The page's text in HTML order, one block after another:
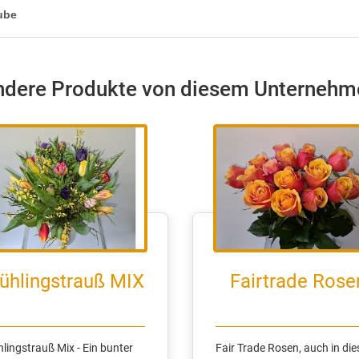
Produkte von diesem
MIX
o:p></span></p> <p class="MsoNormal" style="margin-bottom: 0cm; line-height: normal; background-image: initial; background-position: initial; background-size: initial; background-repeat: initial; background-attachment: initial; background-origin: initial; background-clip: initial;"><span style="font-size:10.5pt;font-family:&quot;Helvetica&quot;,sans-serif;mso-fareast-font-family: &quot;Times New Roman&quot;;color:#555555;mso-fareast-language:DE-AT">Schenke sie ein wenig bunte Freude her. Dieser Blumenstrauß hellt einfach jeden Wohnraum auf.</span><span style="font-size: 10.5pt; font-family: Helvetica, sans-serif;"><o:p></o:p></span></p> <p class="MsoNormal" style="margin-bottom: 0cm; line-height: normal; background-image: initial; background-position: initial; background-size: initial; background-repeat: initial; background-attachment: initial; background-origin: initial; background-clip: initial;"><span style="font-size:10.5pt;font-family:&quot;Helvetica&quot;,sans-serif;mso-fareast-font-family: &quot;Times New Roman&quot;;color:#555555;mso-fareast-language:DE-AT">&nbsp;</span><span style="font-size: 10.5pt; font-family: Helvetica, sans-serif;"><o:p></o:p></span></p> <p class="MsoNormal" style="margin-bottom: 0cm; line-height: normal; background-image: initial; background-position: initial; background-size: initial; background-repeat: initial; background-attachment: initial; background-origin: initial; background-clip: initial;"><span style="font-size:10.5pt;font-family:&quot;Helvetica&quot;,sans-serif;mso-fareast-font-family: &quot;Times New Roman&quot;;color:#555555;mso-fareast-language:DE-AT">&nbsp;</span><span style="font-size: 10.5pt; font-family: Helvetica, sans-serif;"><o:p></o:p></span></p> <p class="MsoNormal" style="margin-bottom: 0cm; line-height: normal; background-image: initial; background-position: initial; background-size: initial; background-repeat: initial; background-attachment: initial; background-origin: initial; background-clip: initial;"><b><span style="font-size:10.5pt;font-family:&quot;Helvetica&quot;,sans-serif;mso-fareast-font-family: &quot;Times New Roman&quot;;color:#555555;mso-fareast-language:DE-AT">Ideal als Geschenk für folgende Anlässe:</span></b><span style="font-size: 10.5pt; font-family: Helvetica, sans-serif;"><o:p></o:p></span></p> <ul type="disc"> <li class="MsoNormal" style="line-height: normal; background-image: initial; background-position: initial; background-size: initial; background-repeat: initial; background-attachment: initial; background-origin: initial; background-clip: initial;"><u><span style="font-size:10.5pt;font-family:&quot;Helvetica&quot;,sans-serif; mso-fareast-font-family:&quot;Times New Roman&quot;;mso-fareast-language:DE-AT">Valentinstag</span></u><span style="font-size:10.5pt;font-family:&quot;Helvetica&quot;,sans-serif;mso-fareast-font-family: &quot;Times New Roman&quot;;mso-fareast-language:DE-AT"><o:p></o:p></span></li> <li class="MsoNormal" style="line-height: normal; background-image: initial; background-position: initial; background-size: initial; background-repeat: initial; background-attachment: initial; background-origin: initial; background-clip: initial;"><u><span style="font-size:10.5pt;font-family:&quot;Helvetica&quot;,sans-serif; mso-fareast-font-family:&quot;Times New Roman&quot;;mso-fareast-language:DE-AT">Muttertag</span></u><span style="font-size:10.5pt;font-family:&quot;Helvetica&quot;,sans-serif;mso-fareast-font-family: &quot;Times New Roman&quot;;mso-fareast-language:DE-AT"><o:p></o:p></span></li> <li class="MsoNormal" style="line-height: normal; background-image: initial; background-position: initial; background-size: initial; background-repeat: initial; background-attachment: initial; background-origin: initial; background-clip: initial;"><u><span style="font-size:10.5pt;font-family:&quot;Helvetica&quot;,sans-serif; mso-fareast-font-family:&quot;Times New Roman&quot;;mso-fareast-language:DE-AT">Geburtstag</span></u><span style="font-size:10.5pt;font-family:&quot;Helvetica&quot;,sans-serif;mso-fareast-font-family: &quot;Times New Roman&quot;;mso-fareast-language:DE-AT"><o:p></o:p></span></li> <li class="MsoNormal" style="line-height: normal; background-image: initial; background-position: initial; background-size: initial; background-repeat: initial; background-attachment: initial; background-origin: initial; background-clip: initial;"><u><span style="font-size:10.5pt;font-family:&quot;Helvetica&quot;,sans-serif; mso-fareast-font-family:&quot;Times New Roman&quot;;mso-fareast-language:DE-AT">Einladungen</span></u><span style="font-size:10.5pt;font-family:&quot;Helvetica&quot;,sans-serif;mso-fareast-font-family: &quot;Times New Roman&quot;;mso-fareast-language:DE-AT"><o:p></o:p></span></li> </ul> <p class="MsoNormal" style="margin-bottom: 0cm; line-height: normal; background-image: initial; background-position: initial; background-size: initial; background-repeat: initial; background-attachment: initial; background-origin: initial; background-clip: initial;"><span style="font-size:10.5pt;font-family:&quot;Helvetica&quot;,sans-serif;mso-fareast-font-family: &quot;Times New Roman&quot;;color:#555555;mso-fareast-language:DE-AT">&nbsp;</span><span style="font-size: 10.5pt; font-family: Helvetica, sans-serif;"><o:p></o:p></span></p> <p class="MsoNormal" style="margin-bottom: 0cm; line-height: normal; background-image: initial; background-position: initial; background-size: initial; background-repeat: initial; background-attachment: initial; background-origin: initial; background-clip: initial;"><b><span style="font-size:10.5pt;font-family:&quot;Helvetica&quot;,sans-serif;mso-fareast-font-family: &quot;Times New Roman&quot;;color:#555555;mso-fareast-language:DE-AT">Varianten und Größen:</span></b><span style="font-size: 10.5pt; font-family: Helvetica, sans-serif;"><o:p></o:p></span></p> <ul type="disc"> <li class="MsoNormal" style="line-height: normal; background-image: initial; background-position: initial; background-size: initial; background-repeat: initial; background-attachment: initial; background-origin: initial; background-clip: initial;"><b><span style="font-size:10.5pt;font-family:&quot;Helvetica&quot;,sans-serif; mso-fareast-font-family:&quot;Times New Roman&quot;;mso-fareast-language:DE-AT">Standard - ca. 15 Blumen</span></b><span style="font-size:10.5pt;font-family:&quot;Helvetica&quot;,sans-serif; mso-fareast-font-family:&quot;Times New Roman&quot;;mso-fareast-language:DE-AT"><o:p></o:p></span></li> <li class="MsoNormal" style="line-height: normal; background-image: initial; background-position: initial; background-size: initial; background-repeat: initial; background-attachment: initial; background-origin: initial; background-clip: initial;"><b><span style="font-size:10.5pt;font-family:&quot;Helvetica&quot;,sans-serif; mso-fareast-font-family:&quot;Times New Roman&quot;;mso-fareast-language:DE-AT">Mittel&nbsp; &nbsp; &nbsp; - ca. 18 Blumen</span></b><span style="font-size:10.5pt; font-family:&quot;Helvetica&quot;,sans-serif;mso-fareast-font-family:&quot;Times New Roman&quot;; mso-fareast-language:DE-AT"><o:p></o:p></span></li><li class="MsoNormal" style="line-height: normal; background-image: initial; background-position: initial; background-size: initial; background-repeat: initial; background-attachment: initial; background-origin: initial; background-clip: initial;"><b><span style="font-size:10.5pt;font-family:&quot;Helvetica&quot;,sans-serif; mso-fareast-font-family:&quot;Times New Roman&quot;;mso-fareast-language:DE-AT">Mittelgroß - ca. 23 Blumen</span></b></li> <li class="MsoNormal" style="line-height: normal; background-image: initial; background-position: initial; background-size: initial; background-repeat: initial; background-attachment: initial; background-origin: initial; background-clip: initial;"><b><span style="font-size:10.5pt;font-family:&quot;Helvetica&quot;,sans-serif; mso-fareast-font-family:&quot;Times New Roman&quot;;mso-fareast-language:DE-AT">Groß&nbsp; &nbsp; &nbsp; - ca. 26 Blumen</span></b><span style="font-size:10.5pt; font-family:&quot;Helvetica&quot;,sans-serif;mso-fareast-font-family:&quot;Times New Roman&quot;; mso-fareast-language:DE-AT"><o:p></o:p></span></li> <li class="MsoNormal" style="line-height: normal; background-image: initial; background-position: initial; background-size: initial; background-repeat: initial; background-attachment: initial; background-origin: initial; background-clip: initial;"><b><span style
Fairtrade
Fair Trade Rosen, auch in diesen Zeiten achten wir besonders auf gute Qualität und fair gehandelte Waren. Unsere Rosen sind frisch und halten sehr gut Fair Trade Rosen, auch in diesen Zeiten achten wir besonders auf gute Qualität und fair gehandelte Waren. Unsere Rosen sind frisch und halten sehr gut.<div><br></div><div><p class="MsoNormal" style="margin-bottom: 0cm; line-height: normal; background-image: initial; background-position: initial; background-size: initial; background-repeat: initial; background-attachment: initial; background-origin: initial; background-clip: initial;"><b><span style="font-size:10.5pt;font-family:&quot;Helvetica&quot;,sans-serif;mso-fareast-font-family: &quot;Times New Roman&quot;;color:#555555;mso-fareast-language:DE-AT">Ideal als Geschenk für folgende Anlässe:</span></b><span style="font-size:10.5pt;font-family:&quot;Helvetica&quot;,sans-serif; mso-fareast-font-family:&quot;Times New Roman&quot;;color:#555555;mso-fareast-language: DE-AT"><o:p></o:p></span></p> <ul type="disc"> <li class="MsoNormal" style="line-height: normal; background-image: initial; background-position: initial; background-size: initial; background-repeat: initial; background-attachment: initial; background-origin: initial; background-clip: initial;"><u><span style="font-size:10.5pt;font-family:&quot;Helvetica&quot;,sans-serif; mso-fareast-font-family:&quot;Times New Roman&quot;;mso-fareast-language:DE-AT">Valentinstag</span></u><span style="font-size:10.5pt;font-family:&quot;Helvetica&quot;,sans-serif;mso-fareast-font-family: &quot;Times New Roman&quot;;mso-fareast-language:DE-AT"><o:p></o:p></span></li> <li class="MsoNormal" style="line-height: normal; background-image: initial; background-position: initial; background-size: initial; background-repeat: initial; background-attachment: initial; background-origin: initial; background-clip: initial;"><u><span style="font-size:10.5pt;font-family:&quot;Helvetica&quot;,sans-serif; mso-fareast-font-family:&quot;Times New Roman&quot;;mso-fareast-language:DE-AT">Muttertag</span></u><span style="font-size:10.5pt;font-family:&quot;Helvetica&quot;,sans-serif;mso-fareast-font-family: &quot;Times New Roman&quot;;mso-fareast-language:DE-AT"><o:p></o:p></span></li> <li class="MsoNormal" style="line-height: normal; background-image: initial; background-position: initial; background-size: initial; background-repeat: initial; background-attachment: initial; background-origin: initial; background-clip: initial;"><u><span style="font-size:10.5pt;font-family:&quot;Helvetica&quot;,sans-serif; mso-fareast-font-family:&quot;Times New Roman&quot;;mso-fareast-language:DE-AT">Geburtstag</span></u><span style="font-size:10.5pt;font-family:&quot;Helvetica&quot;,sans-serif;mso-fareast-font-family: &quot;Times New Roman&quot;;mso-fareast-language:DE-AT"><o:p></o:p></span></li> <li class="MsoNormal" style="line-height: normal; background-image: initial; background-position: initial; background-size: initial; background-repeat: initial; background-attachment: initial; background-origin: initial; background-clip: initial;"><u><span style="font-size:10.5pt;font-family:&quot;Helvetica&quot;,sans-serif; mso-fareast-font-family:&quot;Times New Roman&quot;;mso-fareast-language:DE-AT">Einladungen</span></u><span style="font-size:10.5pt;font-family:&quot;Helvetica&quot;,sans-serif;mso-fareast-font-family: &quot;Times New Roman&quot;;mso-fareast-language:DE-AT"><o:p></o:p></span></li> </ul> <p class="MsoNormal" style="margin-bottom: 0cm; line-height: normal; background-image: initial; background-position: initial; background-size: initial; background-repeat: initial; background-attachment: initial; background-origin: initial; background-clip: initial;"><span style="font-size:10.5pt;font-family:&quot;Helvetica&quot;,sans-serif;mso-fareast-font-family: &quot;Times New Roman&quot;;color:#555555;mso-fareast-language:DE-AT">&nbsp;</span></p> <p class="MsoNormal" style="margin-bottom: 0cm; line-height: normal; background-image: initial; background-position: initial; background-size: initial; background-repeat: initial; background-attachment: initial; background-origin: initial; background-clip: initial;"><b><span style="font-size:10.5pt;font-family:&quot;Helvetica&quot;,sans-serif;mso-fareast-font-family: &quot;Times New Roman&quot;;color:#555555;mso-fareast-language:DE-AT">Varianten und Größen:</span></b></p><p class="MsoNormal" style="margin-bottom: 0cm; line-height: normal; background-image: initial; background-position: initial; background-size: initial; background-repeat: initial; background-attachment: initial; background-origin: initial; background-clip: initial;"><ul><li>kurz- &amp; langstielig</li><li>diverse Farben</li><li>Sets: wir haben einige Varianten für Sie zur Vorauswahl</li></ul></p><p class="MsoNormal" style="margin-bottom: 0cm; line-height: normal; background-image: initial; background-position: initial; background-size: initial; background-repeat: initial; background-attachment: initial; background-origin: initial; background-clip: initial;"><b><span style="font-size:10.5pt;font-family:&quot;Helvetica&quot;,sans-serif;mso-fareast-font-family: &quot;Times New Roman&quot;;color:#555555;mso-fareast-language:DE-AT"> <!--[if !supportLineBreakNewLine]--><br> <!--[endif]--></span></b><span style="font-size:10.5pt;font-family:&quot;Helvetica&quot;,sans-serif; mso-fareast-font-family:&quot;Times New Roman&quot;;color:#555555;mso-fareast-language: DE-AT"><o:p></o:p></span></p> <p class="MsoNormal" style="margin-bottom: 0cm; line-height: normal; background-image: initial; background-position: initial; background-size: initial; background-repeat: initial; background-attachment: initial; background-origin: initial; background-clip: initial;"><b><span style="font-size:10.5pt;font-family:&quot;Helvetica&quot;,sans-serif;mso-fareast-font-family: &quot;Times New Roman&quot;;color:#555555;mso-fareast-language:DE-AT">Pflegetipps / Haltbarkeit</span></b><span style="font-size:10.5pt;font-family:&quot;Helvetica&quot;,sans-serif; mso-fareast-font-family:&quot;Times New Roman&quot;;color:#555555;mso-fareast-language: DE-AT"><o:p></o:p></span></p> <ul type="disc"> <li class="MsoNormal" style="line-height: normal; background-image: initial; background-position: initial; background-size: initial; background-repeat: initial; background-attachment: initial; background-origin: initial; background-clip: initial;"><span style="font-size:10.5pt;font-family:&quot;Helvetica&quot;,sans-serif; mso-fareast-font-family:&quot;Times New Roman&quot;;mso-fareast-language:DE-AT">Die Stiele frisch anschneiden vor dem Einwässern<o:p></o:p></span></li> <li class="MsoNormal" style="line-height: normal; background-image: initial; background-position: initial; background-size: initial; background-repeat: initial; background-attachment: initial; background-origin: initial; background-clip: initial;"><span style="font-size:10.5pt;font-family:&quot;Helvetica&quot;,sans-serif; mso-fareast-font-family:&quot;Times New Roman&quot;;mso-fareast-language:DE-AT">Wasser nach 2-3 Tagen wechseln und die Stiele erneut anschneiden<o:p></o:p></span></li> <li class="MsoNormal" style="line-height: normal; background-image: initial; background-position: initial; background-size: initial; background-repeat: initial; background-attachment: initial; background-origin: initial; background-clip: initial;"><span style="font-size:10.5pt;font-family:&quot;Helvetica&quot;,sans-serif; mso-fareast-font-family:&quot;Times New Roman&quot;;mso-fareast-language:DE-AT">Je wärmer das Zimmer in dem die Rosen stehen, umso schneller verblühen diese<o:p></o:p></span></li> <li class="MsoNormal" style="line-height: normal; background-image: initial; background-position: initial; background-size: initial; background-repeat: initial; background-attachment: initial; background-origin: initial; background-clip: initial;"><b><span style="font-size:10.5pt;font-family:&quot;Helvetica&quot;,sans-serif; mso-fareast-font-family:&quot;Times New Roman&quot;;mso-fareast-language:DE-AT">Empfehlung:&nbsp;</span></b><span style="font-size:10.5pt;font-family:&quot;Helvetica&quot;,sans-serif;mso-fareast-font-family: &quot;Times New Roman&quot;;mso-fareast-language:DE-AT">kühles Zimmer und häufiges um-wassern und anschneiden<o:p></o:p></span></li> </ul> <p class="MsoNormal" style="margin-bottom: 0cm; line-height: normal; background-image: initial; background-position: initial; background-size: initial; background-repeat: initial; background-attachment: initial; background-origin: initial; background-clip: initial;"><span style="font-size:10.5pt;font-family:&quot;Helvetica&quot;,sans-serif;mso-fareast-font-family: &quot;Times New Roman&quot;;color:#555555;mso-fareast-language:DE-AT">Die Rosen werden jeden Tag frisch eingekauft und verarbeitet, so dass diese